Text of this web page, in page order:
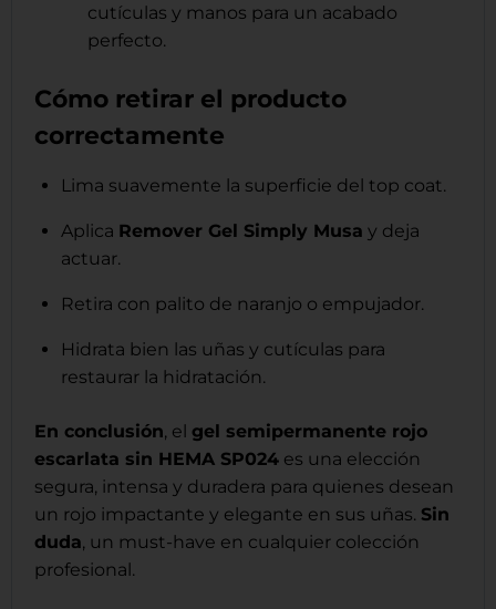
cutículas y manos para un acabado
perfecto.
Cómo retirar el producto
correctamente
Lima suavemente la superficie del top coat.
Aplica Remover Gel Simply Musa y deja
actuar.
Retira con palito de naranjo o empujador.
Hidrata bien las uñas y cutículas para
restaurar la hidratación.
En conclusión, el gel semipermanente rojo
escarlata sin HEMA SP024 es una elección
segura, intensa y duradera para quienes desean
un rojo impactante y elegante en sus uñas. Sin
duda, un must-have en cualquier colección
profesional.